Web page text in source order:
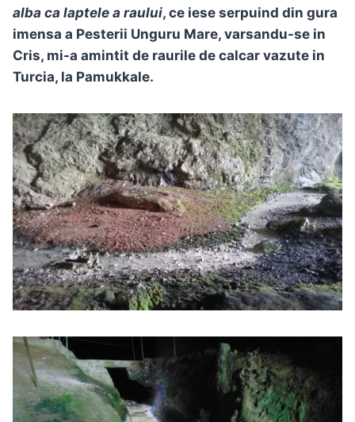
alba ca laptele a raului, ce iese serpuind din gura
imensa a Pesterii Unguru Mare, varsandu-se in
Cris, mi-a amintit de raurile de calcar vazute in
Turcia, la Pamukkale.